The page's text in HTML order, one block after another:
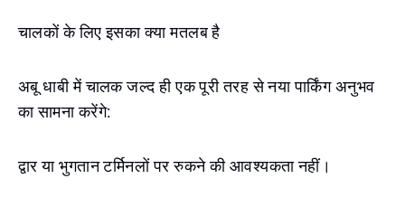
चालकों के लिए इसका क्या मतलब है
अबू धाबी में चालक जल्द ही एक पूरी तरह से नया पार्किंग अनुभव
का सामना करेंगे:
द्वार या भुगतान टर्मिनलों पर रुकने की आवश्यकता नहीं।